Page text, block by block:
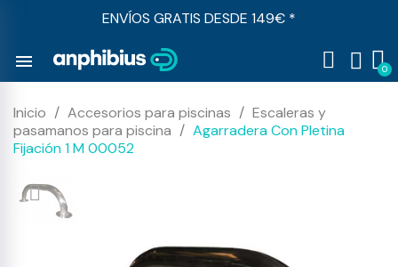
ENVÍOS GRATIS DESDE 149€ *
menu
Inicio Accesorios para piscinas
Escaleras y
pasamanos para piscina
Agarradera Con Pletina
Fijación 1 M 00052